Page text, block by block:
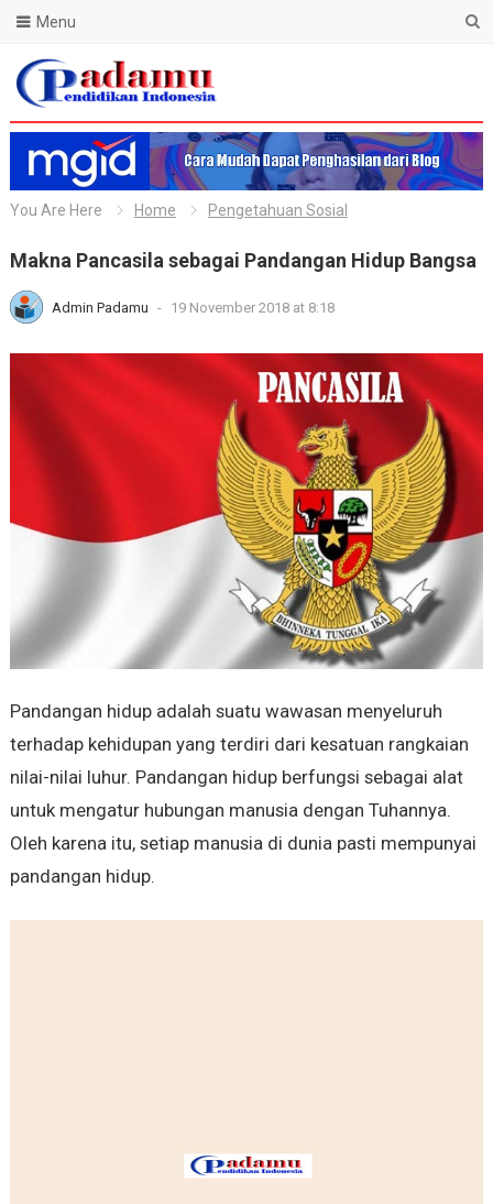
Blog Padamu
Menu
You Are Here Home Pengetahuan Sosial
Makna Pancasila sebagai Pandangan Hidup Bangsa
Admin Padamu - 19 November 2018 at 8:18
Pandangan hidup adalah suatu wawasan menyeluruh
terhadap kehidupan yang terdiri dari kesatuan rangkaian
nilai-nilai luhur. Pandangan hidup berfungsi sebagai alat
untuk mengatur hubungan manusia dengan Tuhannya.
Oleh karena itu, setiap manusia di dunia pasti mempunyai
pandangan hidup.